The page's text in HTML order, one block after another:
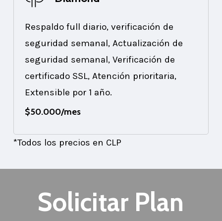
Respaldo full diario, verificación de
seguridad semanal, Actualización de
seguridad semanal, Verificación de
certificado SSL, Atención prioritaria,
Extensible por 1 año.
$50.000/mes
*Todos los precios en CLP
Solicitar Plan